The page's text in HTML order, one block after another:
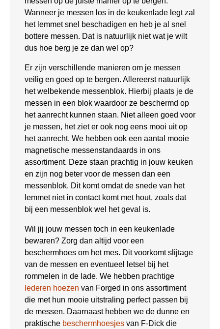
Wanneer je messen los in de keukenlade legt zal
het lemmet snel beschadigen en heb je al snel
bottere messen. Dat is natuurlijk niet wat je wilt
dus hoe berg je ze dan wel op?
Er zijn verschillende manieren om je messen
veilig en goed op te bergen. Allereerst natuurlijk
het welbekende messenblok. Hierbij plaats je de
messen in een blok waardoor ze beschermd op
het aanrecht kunnen staan. Niet alleen goed voor
je messen, het ziet er ook nog eens mooi uit op
het aanrecht. We hebben ook een aantal mooie
magnetische messenstandaards in ons
assortiment. Deze staan prachtig in jouw keuken
en zijn nog beter voor de messen dan een
messenblok. Dit komt omdat de snede van het
lemmet niet in contact komt met hout, zoals dat
bij een messenblok wel het geval is.
Wil jij jouw messen toch in een keukenlade
bewaren? Zorg dan altijd voor een
beschermhoes om het mes. Dit voorkomt slijtage
van de messen en eventueel letsel bij het
rommelen in de lade. We hebben prachtige
lederen hoezen van Forged in ons assortiment
die met hun mooie uitstraling perfect passen bij
de messen. Daarnaast hebben we de dunne en
praktische beschermhoesjes van F-Dick die